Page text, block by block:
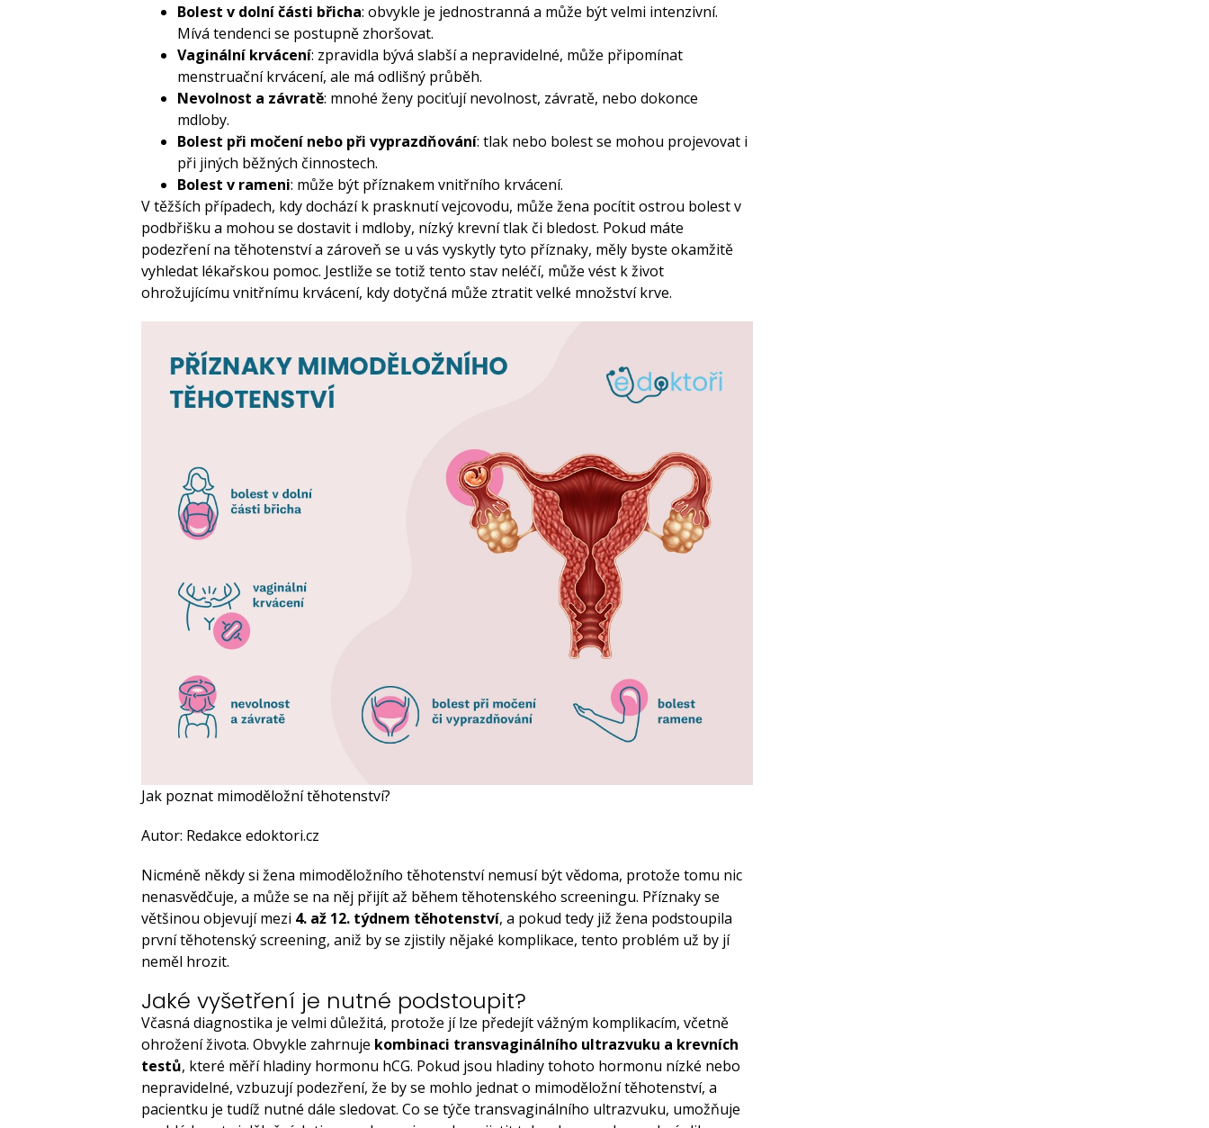
Bolest v dolní části břicha: obvykle je jednostranná a může být velmi intenzivní.
Mívá tendenci se postupně zhoršovat.
Vaginální krvácení: zpravidla bývá slabší a nepravidelné, může připomínat
menstruační krvácení, ale má odlišný průběh.
Nevolnost a závratě: mnohé ženy pociťují nevolnost, závratě, nebo dokonce
mdloby.
Bolest při močení nebo při vyprazdňování: tlak nebo bolest se mohou projevovat i
při jiných běžných činnostech.
Bolest v rameni: může být příznakem vnitřního krvácení.
V těžších případech, kdy dochází k prasknutí vejcovodu, může žena pocítit ostrou bolest v
podbřišku a mohou se dostavit i mdloby, nízký krevní tlak či bledost. Pokud máte
podezření na těhotenství a zároveň se u vás vyskytly tyto příznaky, měly byste okamžitě
vyhledat lékařskou pomoc. Jestliže se totiž tento stav neléčí, může vést k život
ohrožujícímu vnitřnímu krvácení, kdy dotyčná může ztratit velké množství krve.
Jak poznat mimoděložní těhotenství?
Autor: Redakce edoktori.cz
Nicméně někdy si žena mimoděložního těhotenství nemusí být vědoma, protože tomu nic
nenasvědčuje, a může se na něj přijít až během těhotenského screeningu. Příznaky se
většinou objevují mezi 4. až 12. týdnem těhotenství, a pokud tedy již žena podstoupila
první těhotenský screening, aniž by se zjistily nějaké komplikace, tento problém už by jí
neměl hrozit.
Jaké vyšetření je nutné podstoupit?
Včasná diagnostika je velmi důležitá, protože jí lze předejít vážným komplikacím, včetně
ohrožení života. Obvykle zahrnuje kombinaci transvaginálního ultrazvuku a krevních
testů, které měří hladiny hormonu hCG. Pokud jsou hladiny tohoto hormonu nízké nebo
nepravidelné, vzbuzují podezření, že by se mohlo jednat o mimoděložní těhotenství, a
pacientku je tudíž nutné dále sledovat. Co se týče transvaginálního ultrazvuku, umožňuje